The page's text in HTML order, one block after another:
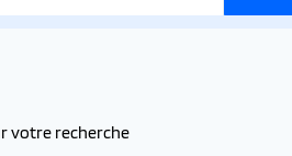
votre recherche